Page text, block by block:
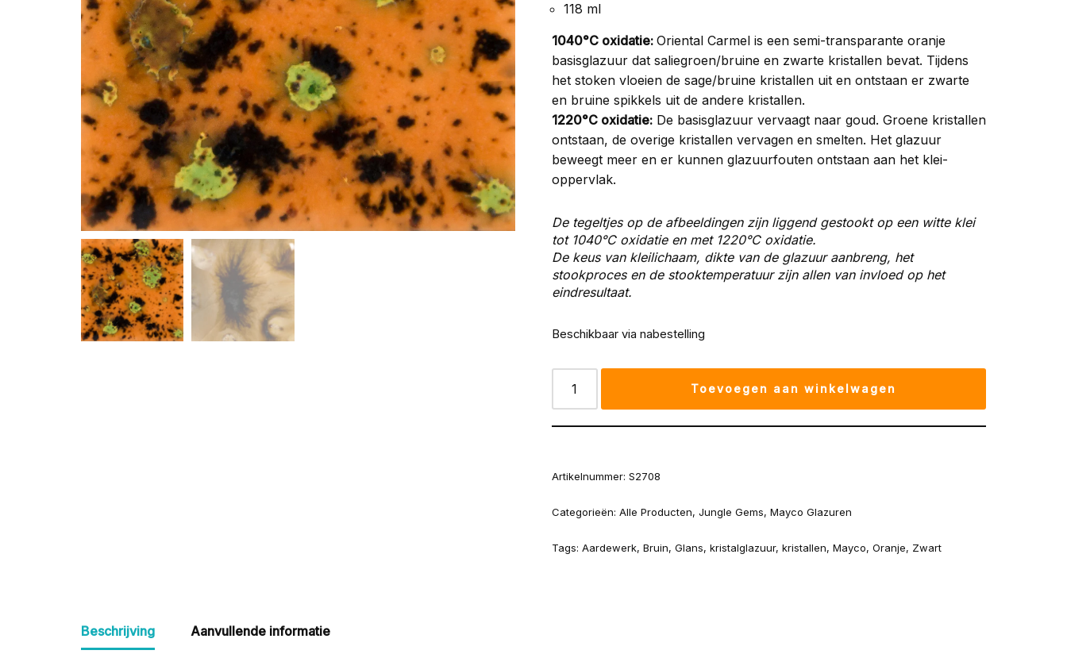
118 ml
1040°C oxidatie: Oriental Carmel is een semi-transparante oranje
basisglazuur dat saliegroen/bruine en zwarte kristallen bevat. Tijdens
het stoken vloeien de sage/bruine kristallen uit en ontstaan er zwarte
en bruine spikkels uit de andere kristallen.
1220°C oxidatie:De basisglazuur vervaagt naar goud. Groene kristallen
ontstaan, de overige kristallen vervagen en smelten. Het glazuur
beweegt meer en er kunnen glazuurfouten ontstaan aan het klei-
oppervlak.
De tegeltjes op de afbeeldingen zijn liggend gestookt op een witte klei
tot 1040°C oxidatie en met 1220°C oxidatie.
De keus van kleilichaam, dikte van de glazuur aanbreng, het
stookproces en de stooktemperatuur zijn allen van invloed op het
eindresultaat.
Beschikbaar via nabestelling
Toevoegen aan winkelwagen
Artikelnummer: S2708
Categorieën: Alle Producten, Jungle Gems, Mayco Glazuren
Tags: Aardewerk, Bruin, Glans, kristalglazuur, kristallen, Mayco, Oranje, Zwart
Beschrijving Aanvullende informatie